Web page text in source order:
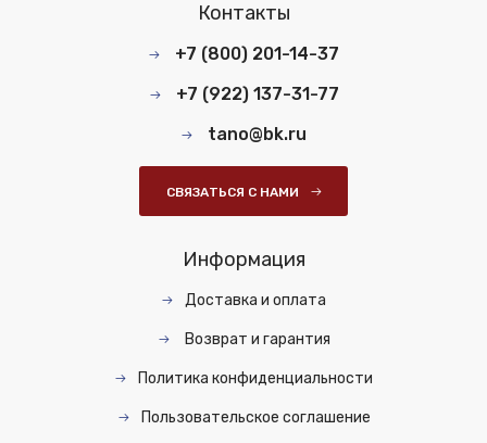
Контакты
+7 (800) 201-14-37
+7 (922) 137-31-77
tano@bk.ru
СВЯЗАТЬСЯ С НАМИ
Информация
Доставка и оплата
Возврат и гарантия
Политика конфиденциальности
Пользовательское соглашение